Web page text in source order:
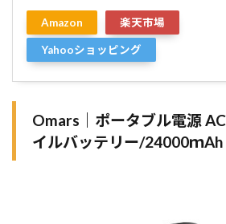
Amazon 楽天市場
Yahooショッピング
Omars｜ポータブル電源
イルバッテリー/24000ｍAh